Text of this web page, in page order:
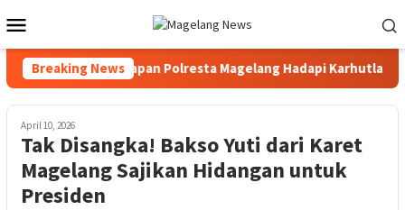
ke
kontenMobile
Breaking News
Jateng Cek Kesiapan Polresta Magelang Hadapi Karhutla,
April 10, 2026
Tak Disangka! Bakso Yuti dari Karet
Magelang Sajikan Hidangan untuk
Presiden